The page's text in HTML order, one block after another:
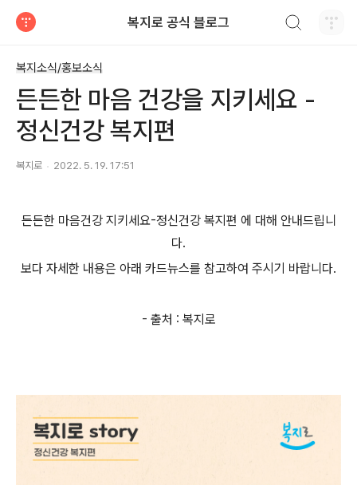
복지로 공식 블로그
복지소식/홍보소식
든든한 마음 건강을 지키세요 -
정신건강 복지편
복지로 2022. 5. 19. 17:51
든든한 마음건강 지키세요-정신건강 복지편 에 대해 안내드립니
다.
보다 자세한 내용은 아래 카드뉴스를 참고하여 주시기 바랍니다.
- 출처 : 복지로